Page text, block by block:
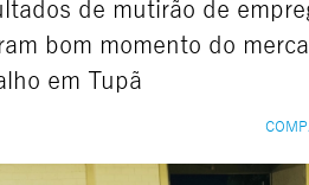
de mutirão de
bom momento do
em Tupã